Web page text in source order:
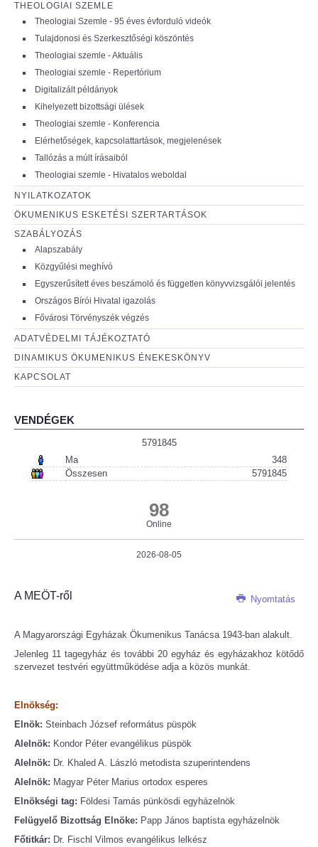
THEOLOGIAI SZEMLE
Theologiai Szemle - 95 éves évforduló videók
Tulajdonosi és Szerkesztőségi köszöntés
Theologiai szemle - Aktuális
Theologiai szemle - Repertórium
Digitalizált példányok
Kihelyezett bizottsági ülések
Theologiai szemle - Konferencia
Elérhetőségek, kapcsolattartások, megjelenések
Tallózás a múlt írásaiból
Theologiai szemle - Hivatalos weboldal
NYILATKOZATOK
ÖKUMENIKUS ESKETÉSI SZERTARTÁSOK
SZABÁLYOZÁS
Alapszabály
Közgyűlési meghívó
Egyszerűsített éves beszámoló és független könyvvizsgálói jelentés
Országos Bírói Hivatal igazolás
Fővárosi Törvényszék végzés
ADATVÉDELMI TÁJÉKOZTATÓ
DINAMIKUS ÖKUMENIKUS ÉNEKESKÖNYV
KAPCSOLAT
VENDÉGEK
5791845
Ma
348
Összesen
5791845
98
Online
2026-08-05
Nyomtatás
A MEÖT-ről
A Magyarországi Egyházak Ökumenikus Tanácsa 1943-ban alakult.
Jelenleg 11 tagegyház és további 20 egyház és egyházakhoz kötődő
szervezet testvéri együttműködése adja a közös munkát.
Elnökség:
Elnök: Steinbach József református püspök
Alelnök: Kondor Péter evangélikus püspök
Alelnök: Dr. Khaled A. László metodista szuperintendens
Alelnök: Magyar Péter Marius ortodox esperes
Elnökségi tag: Földesi Tamás pünkösdi egyházelnök
Felügyelő Bizottság Elnöke: Papp János baptista egyházelnök
Főtitkár: Dr. Fischl Vilmos evangélikus lelkész